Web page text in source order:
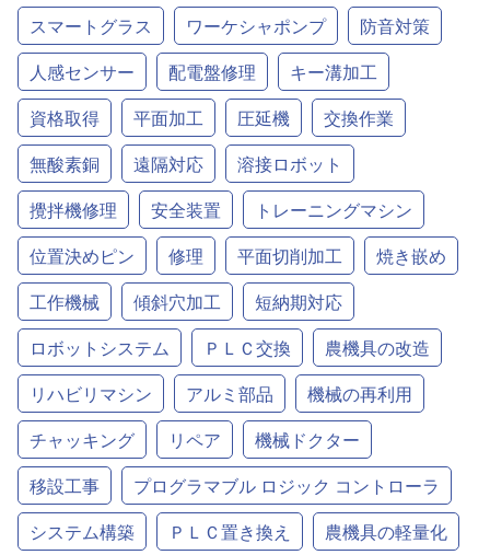
スマートグラス ワーケシャポンプ
防音対策
人感センサー
配電盤修理
キー溝加工
資格取得
平面加工 圧延機
交換作業
無酸素銅
遠隔対応
溶接ロボット
攪拌機修理
安全装置
トレーニングマシン
位置決めピン
修理 平面切削加工
焼き嵌め
工作機械
傾斜穴加工
短納期対応
ロボットシステム
ＰＬＣ交換
農機具の改造
リハビリマシン
アルミ部品
機械の再利用
チャッキング
リペア
機械ドクター
移設工事
プログラマブル ロジック コントローラ
システム構築
ＰＬＣ置き換え
農機具の軽量化